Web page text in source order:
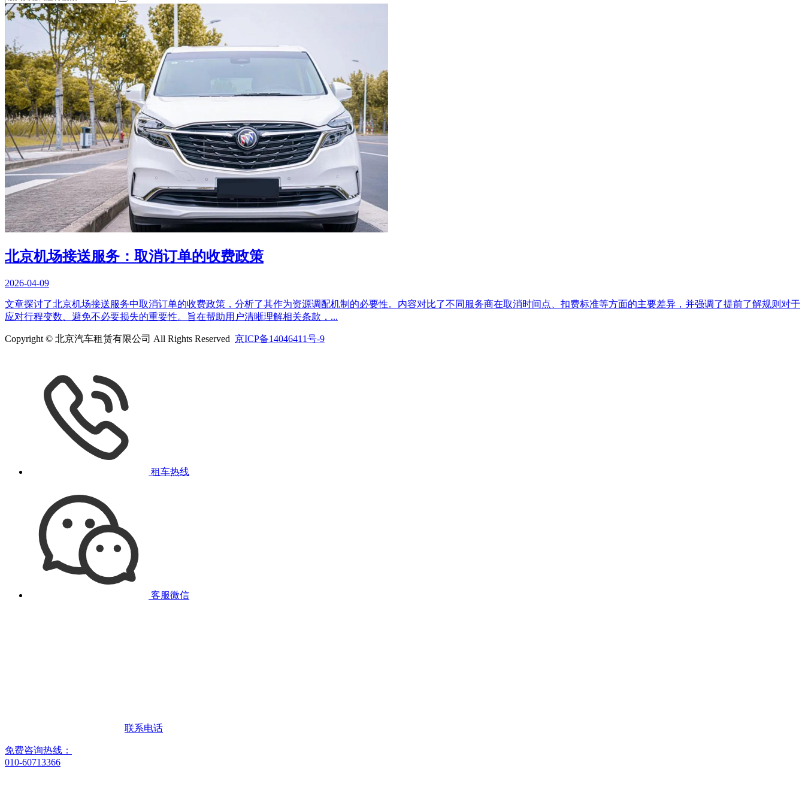
北京机场接送服务：取消订单的收费政策
2026-04-09
文章探讨了北京机场接送服务中取消订单的收费政策，分析了其作为资源调配机制的必要性。内容对比了不同服务商在取消时间点、扣费标准等方面的主要差异，并强调了提前了解规则对于
应对行程变数、避免不必要损失的重要性。旨在帮助用户清晰理解相关条款，...
Copyright © 北京汽车租赁有限公司 All Rights Reserved 京ICP备14046411号-9
租车热线
客服微信
联系电话
免费咨询热线：
010-60713366